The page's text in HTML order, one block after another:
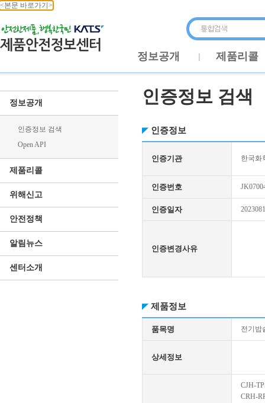
<본문 바로가기>
정보공개 제품리콜
정보공개
인증정보 검색
Open API
제품리콜
위해신고
안전정책
알림뉴스
센터소개
인증정보 검색
인증정보
인증기관 한국화
인증번호
인증일자
인증변경사유
제품정보
품목명 전기밥
상세정보
CJH-
CRH-